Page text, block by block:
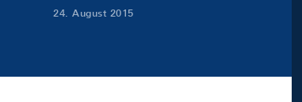
24. August 2015